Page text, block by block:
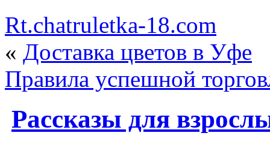
Rt.chatruletka-18.com
« Доставка цветов в Уфе
Правила успешной
Рассказы для